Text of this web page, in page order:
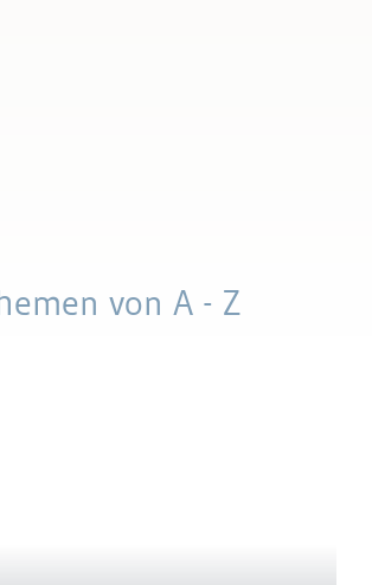
von A - Z